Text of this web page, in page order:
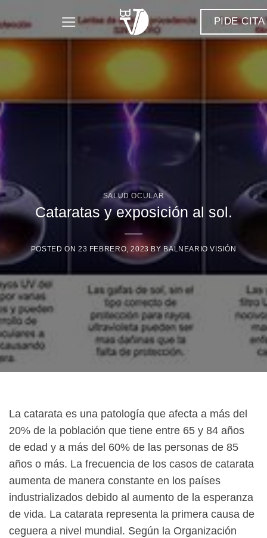
al
contenido
PIDE CITA
SALUD OCULAR
Cataratas y exposición al sol.
POSTED ON 23 FEBRERO, 2023 BY BALNEARIO VISIÓN
La catarata es una patología que afecta a más del
20% de la población que tiene entre 65 y 84 años
de edad y a más del 60% de las personas de 85
años o más. La frecuencia de los casos de catarata
aumenta de manera constante en los países
industrializados debido al aumento de la esperanza
de vida. La catarata representa la primera causa de
ceguera a nivel mundial. Según la Organización